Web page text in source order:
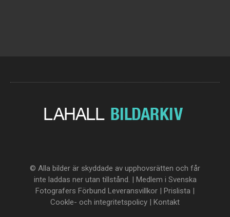
© Alla bilder är skyddade av upphovsrätten och får
inte laddas ner utan tillstånd. | Medlem i Svenska
Fotografers Förbund Leveransvillkor | Prislista |
Cookle- och integritetspolicy | Kontakt